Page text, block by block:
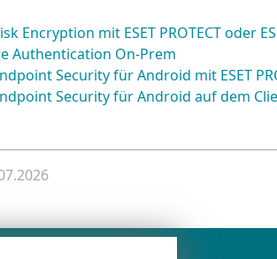
Encryption mit ESET PROTECT oder
Authentication On-Prem
Security für Android mit ESET
Security für Android auf dem